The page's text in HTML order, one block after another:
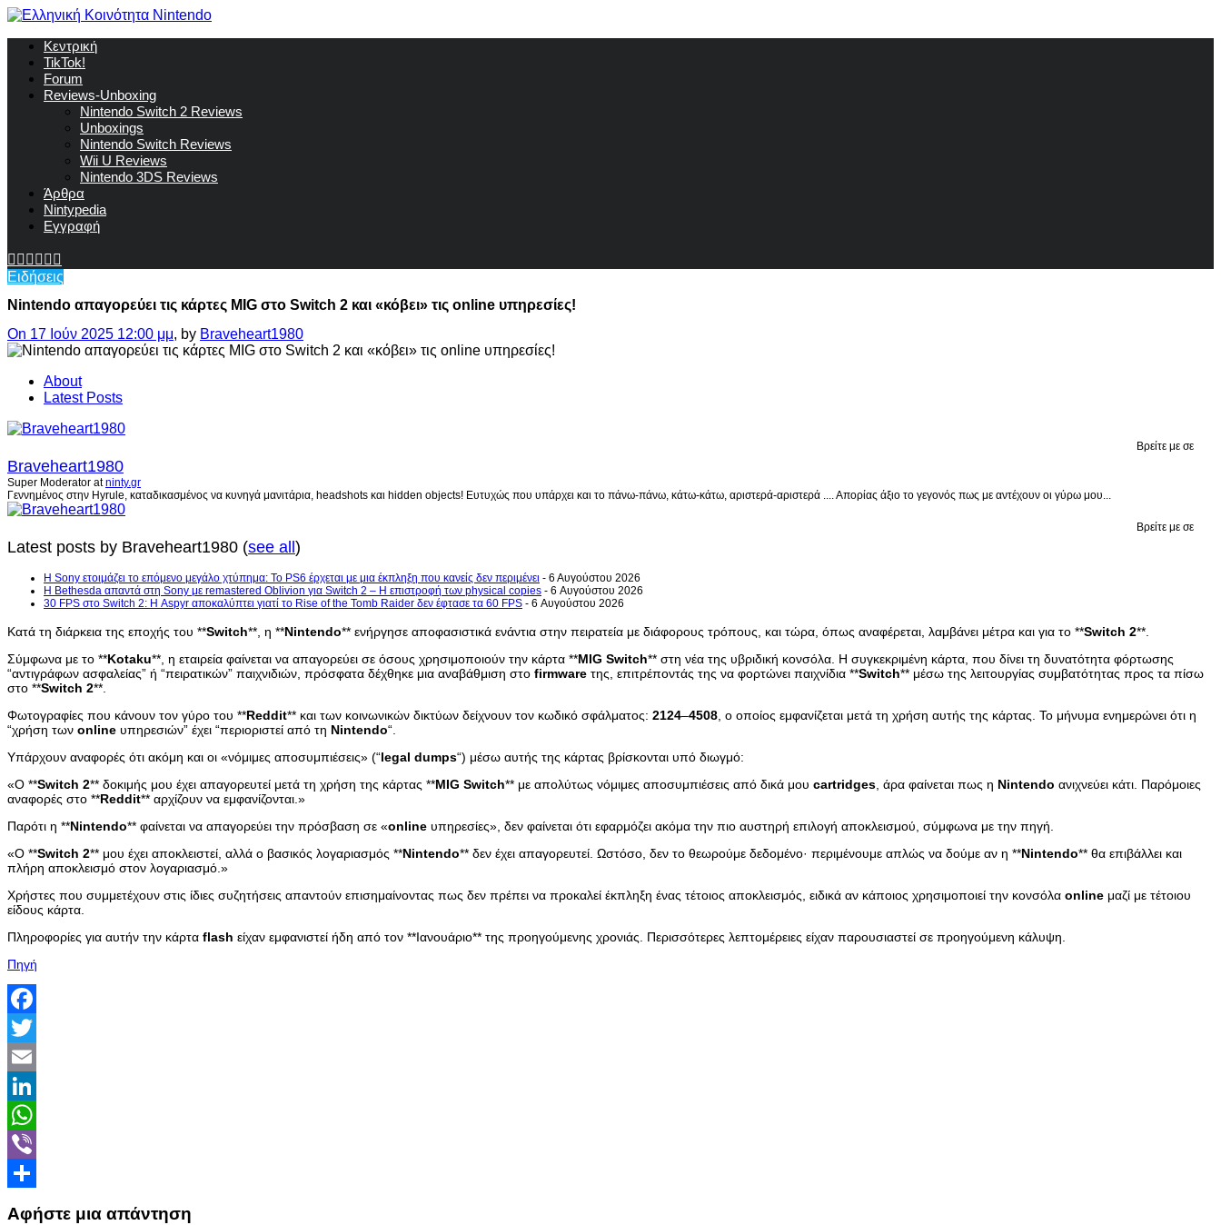
Κεντρική
TikTok!
Forum
Reviews-Unboxing
Nintendo Switch 2 Reviews
Unboxings
Nintendo Switch Reviews
Wii U Reviews
Nintendo 3DS Reviews
Άρθρα
Nintypedia
Εγγραφή
Ειδήσεις
Nintendo απαγορεύει τις κάρτες MIG στο Switch 2 και «κόβει» τις online υπηρεσίες!
On 17 Ιούν 2025 12:00 μμ, by Braveheart1980
About
Latest Posts
Βρείτε με σε
Braveheart1980
Super Moderator atninty.gr
Γεννημένος στην Hyrule, καταδικασμένος να κυνηγά μανιτάρια, headshots και hidden objects! Ευτυχώς που υπάρχει και το πάνω-πάνω, κάτω-κάτω, αριστερά-αριστερά .... Απορίας άξιο το γεγονός πως με αντέχουν οι γύρω μου...
Βρείτε με σε
Latest posts by Braveheart1980 (see all)
Η Sony ετοιμάζει το επόμενο μεγάλο χτύπημα: Το PS6 έρχεται με μια έκπληξη που κανείς δεν περιμένει - 6 Αυγούστου 2026
Η Bethesda απαντά στη Sony με remastered Oblivion για Switch 2 – Η επιστροφή των physical copies - 6 Αυγούστου 2026
30 FPS στο Switch 2: Η Aspyr αποκαλύπτει γιατί το Rise of the Tomb Raider δεν έφτασε τα 60 FPS - 6 Αυγούστου 2026
Κατά τη διάρκεια της εποχής του **Switch**, η **Nintendo** ενήργησε αποφασιστικά ενάντια στην πειρατεία με διάφορους τρόπους, και τώρα, όπως αναφέρεται, λαμβάνει μέτρα και για το **Switch 2**.
Σύμφωνα με το **Kotaku**, η εταιρεία φαίνεται να απαγορεύει σε όσους χρησιμοποιούν την κάρτα **MIG Switch** στη νέα της υβριδική κονσόλα. Η συγκεκριμένη κάρτα, που δίνει τη δυνατότητα φόρτωσης
“αντιγράφων ασφαλείας” ή “πειρατικών” παιχνιδιών, πρόσφατα δέχθηκε μια αναβάθμιση στο firmware της, επιτρέποντάς της να φορτώνει παιχνίδια **Switch** μέσω της λειτουργίας συμβατότητας προς τα πίσω
στο **Switch 2**.
Φωτογραφίες που κάνουν τον γύρο του **Reddit** και των κοινωνικών δικτύων δείχνουν τον κωδικό σφάλματος: 2124–4508 , ο οποίος εμφανίζεται μετά τη χρήση αυτής της κάρτας. Το μήνυμα ενημερώνει ότι η
“χρήση των online υπηρεσιών” έχει “περιοριστεί από τη Nintendo“.
Υπάρχουν αναφορές ότι ακόμη και οι «νόμιμες αποσυμπιέσεις» (“legal dumps“) μέσω αυτής της κάρτας βρίσκονται υπό διωγμό:
«Ο **Switch 2** δοκιμής μου έχει απαγορευτεί μετά τη χρήση της κάρτας **MIG Switch** με απολύτως νόμιμες αποσυμπιέσεις από δικά μου cartridges , άρα φαίνεται πως η Nintendo ανιχνεύει κάτι. Παρόμοιες
αναφορές στο **Reddit** αρχίζουν να εμφανίζονται.»
Παρότι η **Nintendo** φαίνεται να απαγορεύει την πρόσβαση σε «online υπηρεσίες», δεν φαίνεται ότι εφαρμόζει ακόμα την πιο αυστηρή επιλογή αποκλεισμού, σύμφωνα με την πηγή.
«Ο **Switch 2** μου έχει αποκλειστεί, αλλά ο βασικός λογαριασμός **Nintendo** δεν έχει απαγορευτεί. Ωστόσο, δεν το θεωρούμε δεδομένο· περιμένουμε απλώς να δούμε αν η **Nintendo** θα επιβάλλει και
πλήρη αποκλεισμό στον λογαριασμό.»
Χρήστες που συμμετέχουν στις ίδιες συζητήσεις απαντούν επισημαίνοντας πως δεν πρέπει να προκαλεί έκπληξη ένας τέτοιος αποκλεισμός, ειδικά αν κάποιος χρησιμοποιεί την κονσόλα online μαζί με τέτοιου
είδους κάρτα.
Πληροφορίες για αυτήν την κάρτα flash είχαν εμφανιστεί ήδη από τον **Ιανουάριο** της προηγούμενης χρονιάς. Περισσότερες λεπτομέρειες είχαν παρουσιαστεί σε προηγούμενη κάλυψη.
Πηγή
Facebook
Twitter
Email
LinkedIn
WhatsApp
Viber
Αφήστε μια απάντηση